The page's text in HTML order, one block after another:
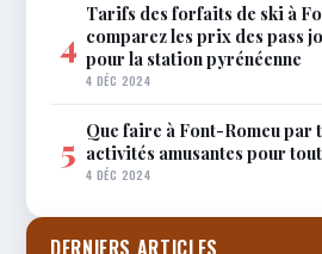
4
Tarifs des forfaits de ski à
comparez les prix des pass
pour la station pyrénéenne
4 DÉC 2024
5 Que faire à Font-Romeu par
activités amusantes pour
4 DÉC 2024
DERNIERS ARTICLES